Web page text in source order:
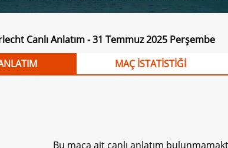
Canlı Anlatım - 31 Temmuz 2025 Perşembe
MAÇ İSTATİSTİĞİ
Bu maça ait canlı anlatım